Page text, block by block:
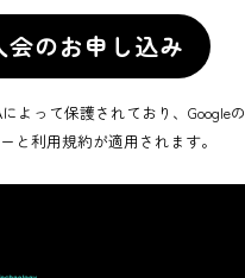
よって保護されており、Googleの
と利用規約が適用されます。